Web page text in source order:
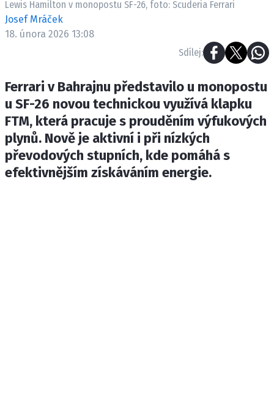
ETICKÝ KODEX
OSOBNÍ ÚDAJE / COOKIES
Provozovatelem serveru F1NEWS.cz je
INCORP MEDIA GROUP s.r.o., IČ: 118 23 054
Lewis Hamilton v monopostu SF-26, foto: Scuderia Ferrari
Josef Mráček
18. února 2026 13:08
Sdílej:
Ferrari v Bahrajnu představilo u monopostu
u SF-26 novou technickou využívá klapku
FTM, která pracuje s prouděním výfukových
plynů. Nově je aktivní i při nízkých
převodových stupních, kde pomáhá s
efektivnějším získáváním energie.